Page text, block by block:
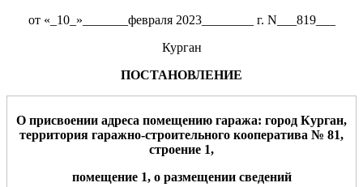
от «_10_»_______февраля 2023________ г. N___819___
Курган
ПОСТАНОВЛЕНИЕ
О присвоении адреса помещению гаража: город Курган,
территория гаражно-строительного кооператива № 81,
строение 1,
помещение 1, о размещении сведений